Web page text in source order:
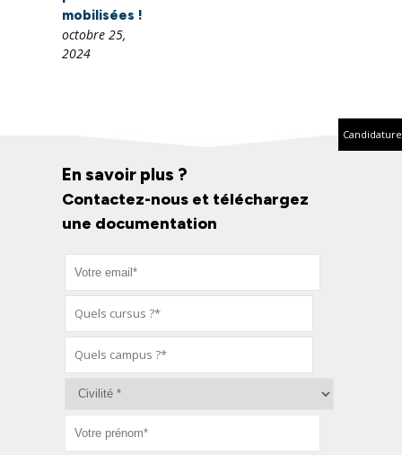
mobilisées !
octobre 25,
2024
Candidature
En savoir plus ?
Contactez-nous et téléchargez
une documentation